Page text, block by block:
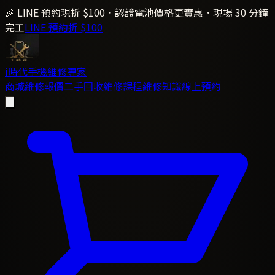
🎉 LINE 預約現折 $100．認證電池價格更實惠．現場 30 分鐘
完工LINE 預約折 $100
i時代手機維修專家
商城維修報價二手回收維修課程維修知識線上預約